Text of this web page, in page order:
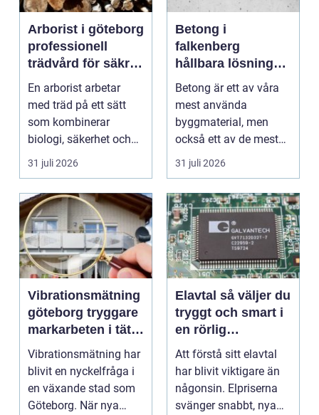
Arborist i göteborg
professionell
trädvård för säkra
och friska träd
En arborist arbetar
med träd på ett sätt
som kombinerar
biologi, säkerhet och
hantverk. I en stad so...
31 juli 2026
Betong i
falkenberg
hållbara lösningar
för grund, golv
och utemiljö
Betong är ett av våra
mest använda
byggmaterial, men
också ett av de mest
missförstådda. Många
tänke...
31 juli 2026
Vibrationsmätning
göteborg tryggare
markarbeten i tät
stadsmiljö
Vibrationsmätning har
blivit en nyckelfråga i
en växande stad som
Göteborg. När nya
Elavtal så väljer du
tryggt och smart i
en rörlig
elmarknad
Att förstå sitt elavtal
har blivit viktigare än
någonsin. Elpriserna
svänger snabbt, nya